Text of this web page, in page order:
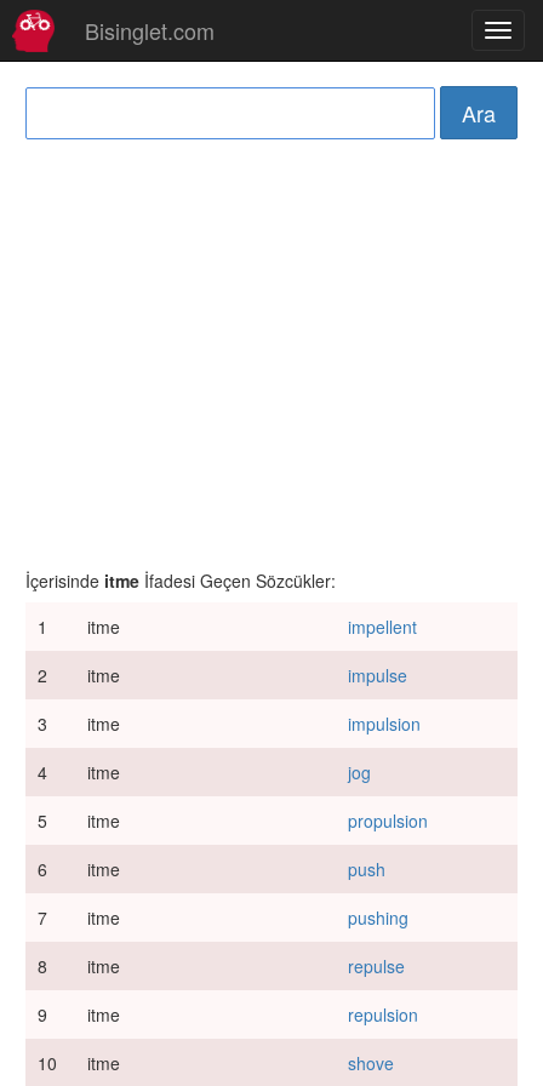
Bisinglet.com
İçerisinde itme İfadesi Geçen Sözcükler:
1
itme
impellent
2
itme
impulse
3
itme
impulsion
4
itme
jog
5
itme
propulsion
6
itme
push
7
itme
pushing
8
itme
repulse
9
itme
repulsion
10
itme shove